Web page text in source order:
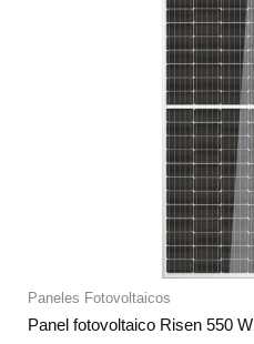
Paneles Fotovoltaicos
Panel fotovoltaico Risen 550 W